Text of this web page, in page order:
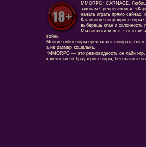
MMORPG* CARNAGE.
законам Средневековья.
начать играть прямо сейчас,
Как многие популярные игры
выберешь клан и склонность
Мы воплотили все, что
войны.
Многие online игры предлагают поиграть
а не размер кошелька.
*MMORPG — это разновидность он лайн
клиентские и браузерные игры, бесплатные и